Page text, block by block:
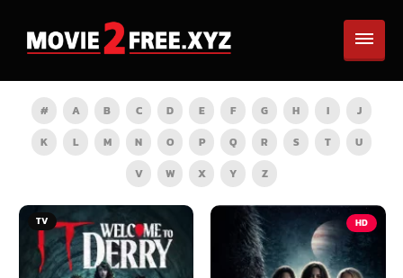
# A B C D E F G H I
J
K
L M N O P Q R S T
U
V
W X Y Z
TV HD